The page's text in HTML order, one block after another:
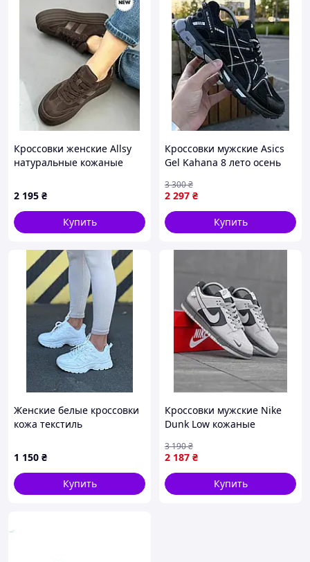
Кроссовки женские Allsy
натуральные кожаные
2 195 ₴
Купить
Кроссовки мужские Asics
Gel Kahana 8 лето осень
2 297 ₴
3 300₴
Купить
Женские белые кроссовки
кожа текстиль
1 150 ₴
Купить
Кроссовки мужские Nike
Dunk Low кожаные
2 187 ₴
3 190₴
Купить